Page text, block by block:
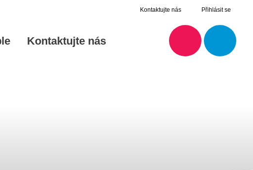
Kontaktujte nás Přihlásit se
Kontaktujte nás